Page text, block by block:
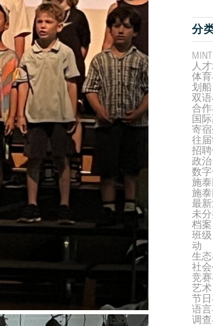
分
MINT
人
体
划船
双
合
国
寄
往
招
政
数
施
施
最
未
档案
班
动
生
社
竞
艺
节
语
调